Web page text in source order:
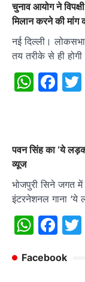
चुनाव आयोग ने
मिलान करने की मांग
नई दिल्ली।
तय तरीके से ही
पवन सिंह का ‘ये
व्यूज
भोजपुरी सिने जगत
इंटरनेशनल गाना ‘ये
Facebook